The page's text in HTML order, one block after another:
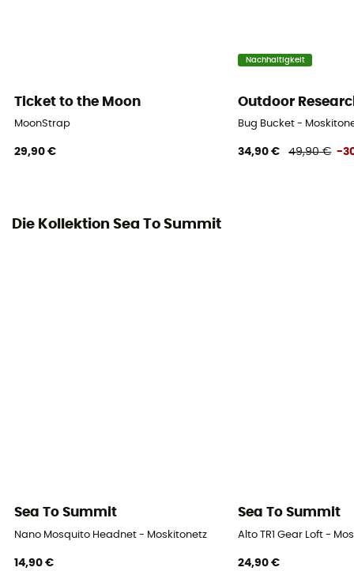
Ticket to the Moon
MoonStrap
29,90 €
Nachhaltigkeit
Outdoor
Bug Bucket -
34,90 € 49,90 € -
Die Kollektion Sea To Summit
Sea To Summit
Nano Mosquito Headnet - Moskitonetz
14,90 €
Sea To Summit
Alto TR1 Gear Loft -
24,90 €